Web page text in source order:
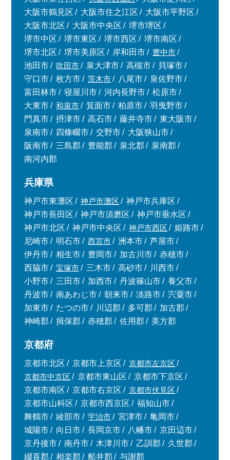
大阪市鶴見区
大阪市住之江区
大阪市平野区
大阪市北区
大阪市中央区
堺市堺区
堺市中区
堺市東区 堺市西区
堺市南区
堺市北区
堺市美原区 岸和田市
豊中市
池田市
吹田市 泉大津市 高槻市
貝塚市
守口市
枚方市 茨木市 八尾市
泉佐野市
富田林市
寝屋川市 河内長野市
松原市
大東市
和泉市 箕面市 柏原市
羽曳野市
門真市
摂津市 高石市 藤井寺市
東大阪市
泉南市
四條畷市 交野市
大阪狭山市
阪南市
三島郡 豊能郡 泉北郡
泉南郡
南河内郡
兵庫県
神戸市東灘区 神戸市灘区
神戸市兵庫区
神戸市長田区
神戸市須磨区
神戸市垂水区
神戸市北区
神戸市中央区 神戸市西区
姫路市
尼崎市
明石市 西宮市 洲本市
芦屋市
伊丹市
相生市 豊岡市 加古川市
赤穂市
西脇市
宝塚市 三木市 高砂市
川西市
小野市
三田市 加西市 丹波篠山市
養父市
丹波市
南あわじ市 朝来市 淡路市
宍粟市
加東市
たつの市 川辺郡 多可郡
加古郡
神崎郡
揖保郡 赤穂郡 佐用郡 美方郡
京都府
京都市北区 京都市上京区
京都市左京区
京都市中京区
京都市東山区
京都市下京区
京都市南区
京都市右京区
京都市伏見区
京都市山科区
京都市西京区
福知山市
舞鶴市
綾部市 宇治市 宮津市
亀岡市
城陽市
向日市 長岡京市 八幡市
京田辺市
京丹後市
南丹市 木津川市 乙訓郡
久世郡
綴喜郡
相楽郡 船井郡 与謝郡